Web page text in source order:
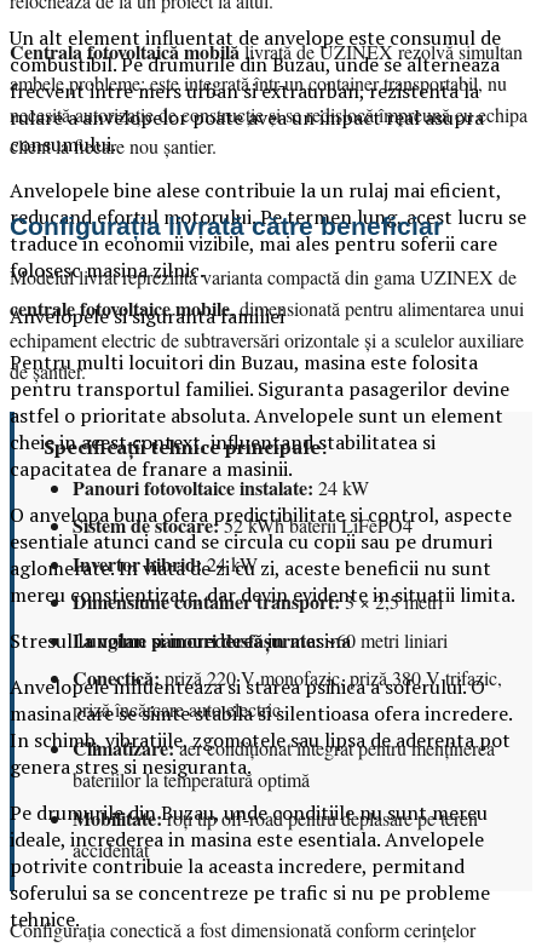
Un alt element influentat de anvelope este consumul de
combustibil. Pe drumurile din Buzau, unde se alterneaza
frecvent intre mers urban si extraurban, rezistenta la
rulare a anvelopelor poate avea un impact real asupra
consumului.
Anvelopele bine alese contribuie la un rulaj mai eficient,
reducand efortul motorului. Pe termen lung, acest lucru se
traduce in economii vizibile, mai ales pentru soferii care
folosesc masina zilnic.
Anvelopele si siguranta familiei
Pentru multi locuitori din Buzau, masina este folosita
pentru transportul familiei. Siguranta pasagerilor devine
astfel o prioritate absoluta. Anvelopele sunt un element
cheie in acest context, influentand stabilitatea si
capacitatea de franare a masinii.
O anvelopa buna ofera predictibilitate si control, aspecte
esentiale atunci cand se circula cu copii sau pe drumuri
aglomerate. In viata de zi cu zi, aceste beneficii nu sunt
mereu constientizate, dar devin evidente in situatii limita.
Stresul la volan si increderea in masina
Anvelopele influenteaza si starea psihica a soferului. O
masina care se simte stabila si silentioasa ofera incredere.
In schimb, vibratiile, zgomotele sau lipsa de aderenta pot
genera stres si nesiguranta.
Pe drumurile din Buzau, unde conditiile nu sunt mereu
ideale, increderea in masina este esentiala. Anvelopele
potrivite contribuie la aceasta incredere, permitand
soferului sa se concentreze pe trafic si nu pe probleme
tehnice.
Centrala fotovoltaică mobilălivrată de UZINEX rezolvă simultan
ambele probleme: este integrată într-un container transportabil, nu
necesită autorizație de construcție și se redislocă împreună cu echipa
client la fiecare nou șantier.
Configurația livrată către beneficiar
Modelul livrat reprezintă varianta compactă din gama UZINEX de
centrale fotovoltaice mobile, dimensionată pentru alimentarea unui
echipament electric de subtraversări orizontale și a sculelor auxiliare
de șantier.
Specificații tehnice principale:
Panouri fotovoltaice instalate: 24 kW
Sistem de stocare:52 kWh baterii LiFePO4
Invertor hibrid:24 kW
Dimensiune container transport:3 × 2,5 metri
Lungime panouri desfășurate:~60 metri liniari
Conectică:priză 220 V monofazic, priză 380 V trifazic,
priză încărcare auto electric
Climatizare:aer condiționat integrat pentru menținerea
bateriilor la temperatură optimă
Mobilitate:roți tip off-road pentru deplasare pe teren
accidentat
Configurația conectică a fost dimensionată conform cerințelor